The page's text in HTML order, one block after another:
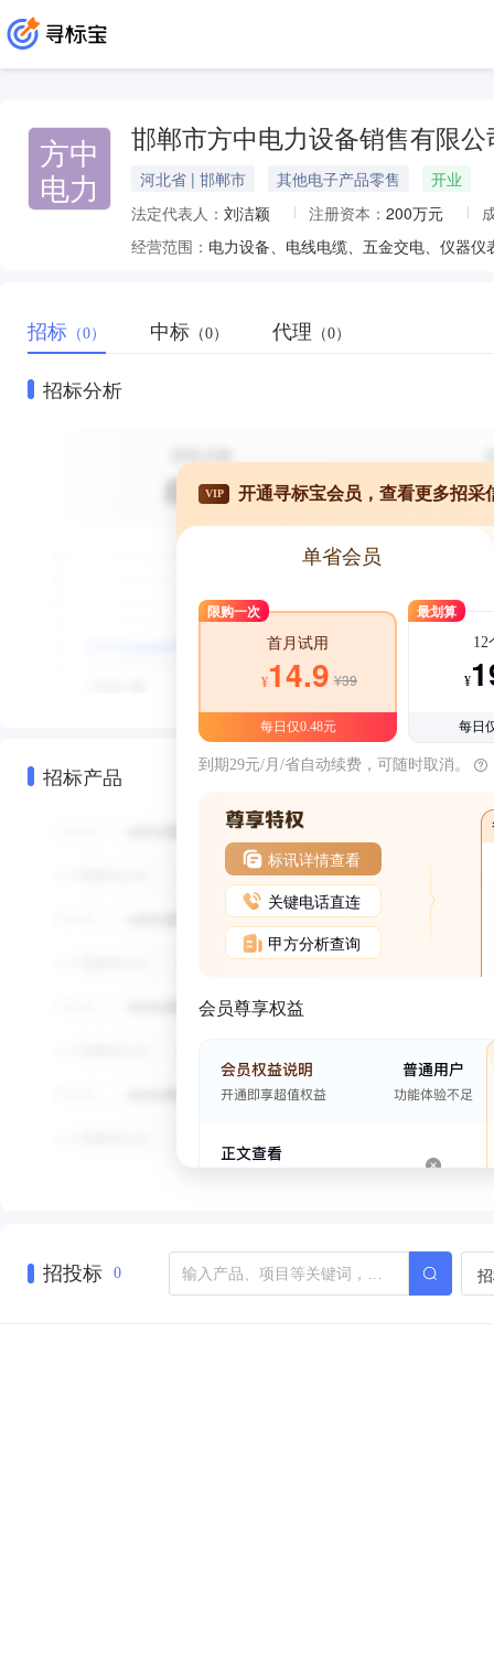
方中
电力
邯郸市方中电力设备销售有限公
河北省 | 邯郸市 其他电子产品零售
开业
法定代表人： 刘洁颖 注册资本： 200万元
经营范围：
招标 （0） 中标 （0） 代理 （0）
招标分析
招标产品
VIP 开通寻标宝会员，查看更多招采
单省会员
限购一次
首月试用
¥14.9 ¥39
每日仅0.48元
最划算
12
¥
每日
到期29元/月/省自动续费，可随时取消。
标讯详情查看
关键电话直连
甲方分析查询
会员尊享权益
招投标 0